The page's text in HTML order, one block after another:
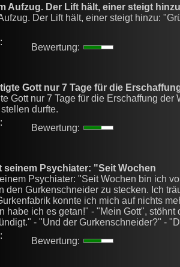
Aufzug. Der Lift hält, einer steigt
Der Lift hält, einer steigt hinzu:
Bewertung:
Gott nur 7 Tage für die
Gott nur 7 Tage für die Erschaffung
durfte.
Bewertung:
seinem Psychiater: "Seit Wochen
Psychiater: "Seit Wochen bin ich
den Gurkenschneider zu stecken. Ich
konnte ich mich auf nichts
habe ich es getan!" - "Mein Gott",
- "Und der Gurkenschneider?" -
Bewertung: